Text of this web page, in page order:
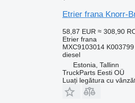
Etrier frana Knorr-
58,87 EUR ≈ 308,90
Etrier frana
MXC9103014
diesel
Estonia, Tallinn
TruckParts Eesti OÜ
Luați legătura cu